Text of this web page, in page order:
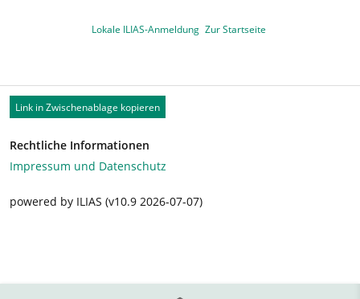
Lokale ILIAS-Anmeldung Zur Startseite
Link in Zwischenablage kopieren
Rechtliche Informationen
Impressum und Datenschutz
powered by ILIAS (v10.9 2026-07-07)